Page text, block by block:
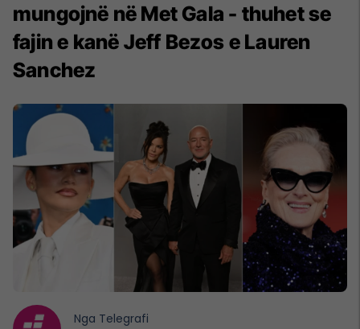
mungojnë në Met Gala - thuhet se
fajin e kanë Jeff Bezos e Lauren
Sanchez
Nga Telegrafi